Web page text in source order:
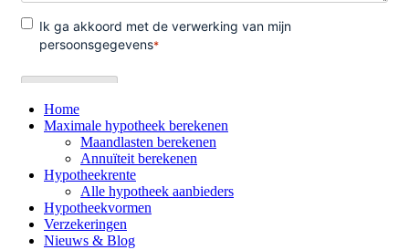
Home
Maximale hypotheek berekenen
Maandlasten berekenen
Annuïteit berekenen
Hypotheekrente
Alle hypotheek aanbieders
Hypotheekvormen
Verzekeringen
Nieuws & Blog